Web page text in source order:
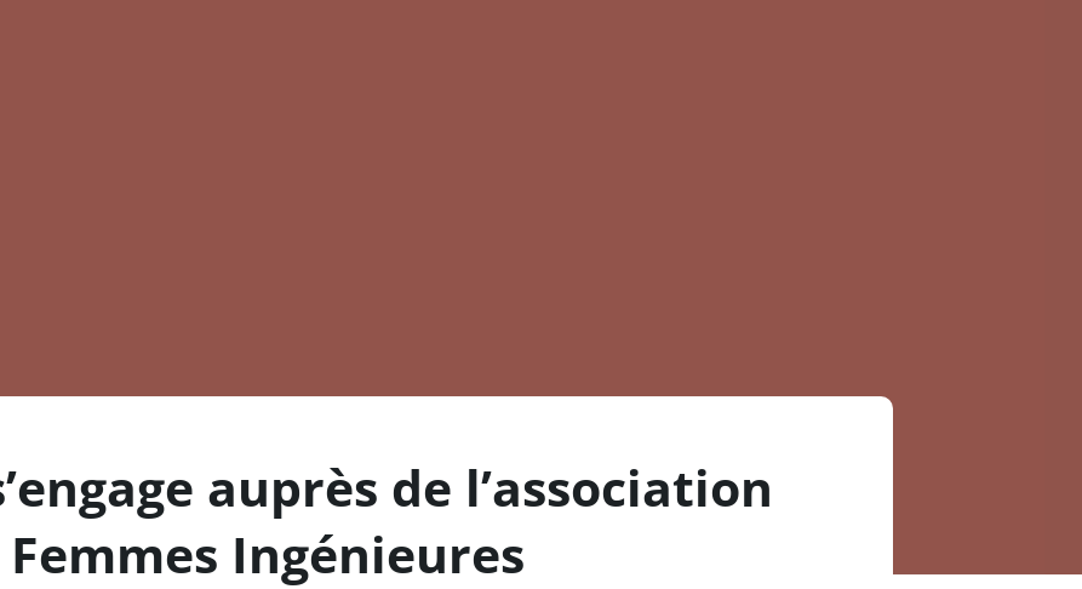
auprès de l’association
Femmes Ingénieures